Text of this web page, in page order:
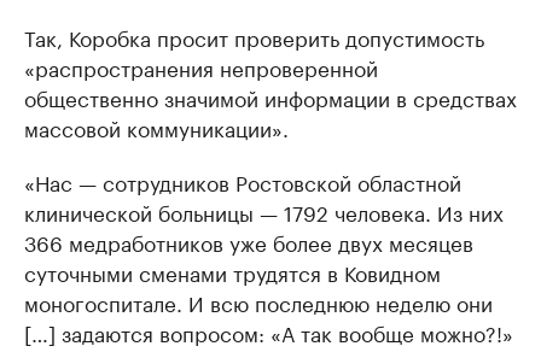
Так, Коробка просит проверить допустимость
«распространения непроверенной
общественно значимой информации в средствах
массовой коммуникации».
«Нас — сотрудников Ростовской областной
клинической больницы — 1792 человека. Из них
366 медработников уже более двух месяцев
суточными сменами трудятся в Ковидном
моногоспитале. И всю последнюю неделю они
[…] задаются вопросом: «А так вообще можно?!»